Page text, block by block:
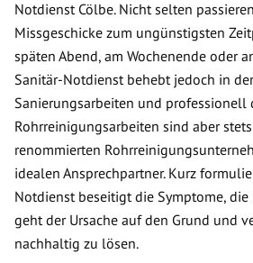
Notdienst Cölbe. Nicht selten
Missgeschicke zum ungünstigsten
späten Abend, am Wochenende oder
Sanitär-Notdienst behebt jedoch in
Sanierungsarbeiten und professionell
Rohrreinigungsarbeiten sind aber
renommierten
idealen Ansprechpartner. Kurz
Notdienst beseitigt die Symptome,
geht der Ursache auf den Grund und
nachhaltig zu lösen.